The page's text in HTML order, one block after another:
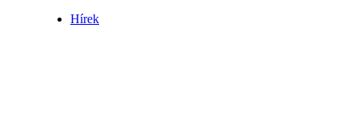
Hírek